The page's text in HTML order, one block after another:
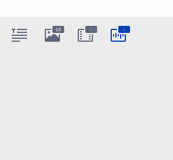
16 : :